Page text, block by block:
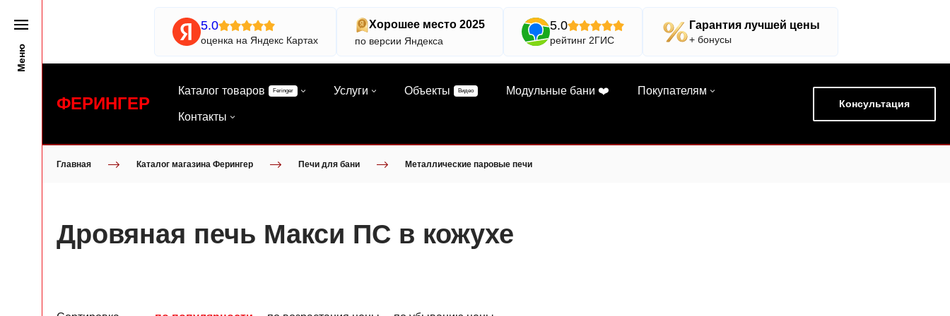
Меню
5.0
оценка на Яндекс Картах
Хорошее место 2025
по версии Яндекса
5.0
рейтинг 2ГИС
Гарантия лучшей цены
+ бонусы
ФЕРИНГЕР
Каталог товаров Feringer Услуги Объекты Видео Модульные бани ❤️ Покупателям
Контакты
Консультация
Главная Каталог магазина Ферингер Печи для бани Металлические паровые печи
Дровяная печь Макси ПС в кожухе